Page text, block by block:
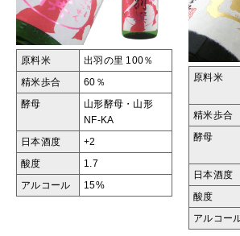
原料米 出羽の里 100％
精米歩合 60％
酵母
山形酵母・山形
NF-KA
日本酒度 +2
酸度 1.7
アルコール 15%
原料米
精米歩合
酵母
日本酒度
酸度
アルコー